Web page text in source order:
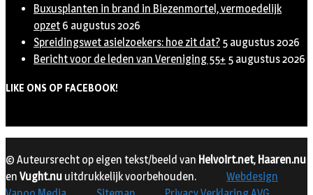
Buxusplanten in brand in Biezenmortel, vermoedelijk
opzet 6 augustus 2026
Spreidingswet asielzoekers: hoe zit dat? 5 augustus 2026
Bericht voor de leden van Vereniging 55+ 5 augustus 2026
LIKE ONS OP FACEBOOK!
© Auteursrecht op eigen tekst/beeld van Helvoirt.net, Haaren.nu
en Vught.nu uitdrukkelijk voorbehouden.
Webdesign